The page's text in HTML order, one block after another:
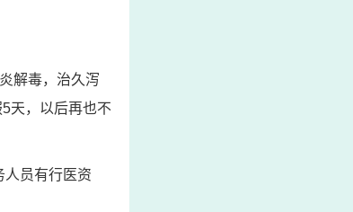
解毒，治久泻
天，以后再也不
人员有行医资